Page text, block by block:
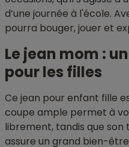
d’une journée à l'école.
pourra bouger, jouer et
Le jean mom :
pour les filles
Ce jean pour enfant fille
coupe ample permet à
librement, tandis que
assure un grand bien-